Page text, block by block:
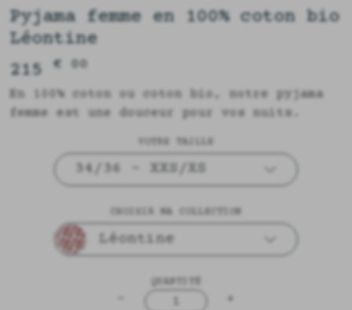
Pyjama femme en 100% coton bio
Léontine
215€ 00
En 100% coton ou coton bio, notre pyjama
femme est une douceur pour vos nuits.
VOTRE TAILLE
34/36 - XXS/XS
CHOISIR MA COLLECTION
Léontine
QUANTITÉ
+